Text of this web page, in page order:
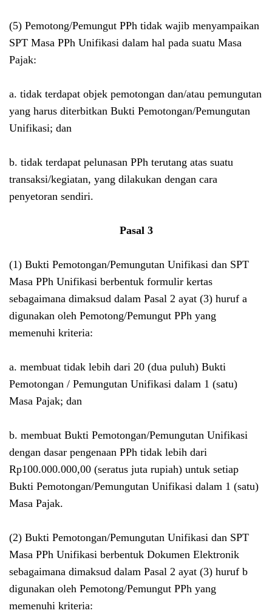
(5) Pemotong/Pemungut PPh tidak wajib menyampaikan
SPT Masa PPh Unifikasi dalam hal pada suatu Masa
Pajak:
a. tidak terdapat objek pemotongan dan/atau pemungutan
yang harus diterbitkan Bukti Pemotongan/Pemungutan
Unifikasi; dan
b. tidak terdapat pelunasan PPh terutang atas suatu
transaksi/kegiatan, yang dilakukan dengan cara
penyetoran sendiri.
Pasal 3
(1) Bukti Pemotongan/Pemungutan Unifikasi dan SPT
Masa PPh Unifikasi berbentuk formulir kertas
sebagaimana dimaksud dalam Pasal 2 ayat (3) huruf a
digunakan oleh Pemotong/Pemungut PPh yang
memenuhi kriteria:
a. membuat tidak lebih dari 20 (dua puluh) Bukti
Pemotongan / Pemungutan Unifikasi dalam 1 (satu)
Masa Pajak; dan
b. membuat Bukti Pemotongan/Pemungutan Unifikasi
dengan dasar pengenaan PPh tidak lebih dari
Rp100.000.000,00 (seratus juta rupiah) untuk setiap
Bukti Pemotongan/Pemungutan Unifikasi dalam 1 (satu)
Masa Pajak.
(2) Bukti Pemotongan/Pemungutan Unifikasi dan SPT
Masa PPh Unifikasi berbentuk Dokumen Elektronik
sebagaimana dimaksud dalam Pasal 2 ayat (3) huruf b
digunakan oleh Pemotong/Pemungut PPh yang
memenuhi kriteria: